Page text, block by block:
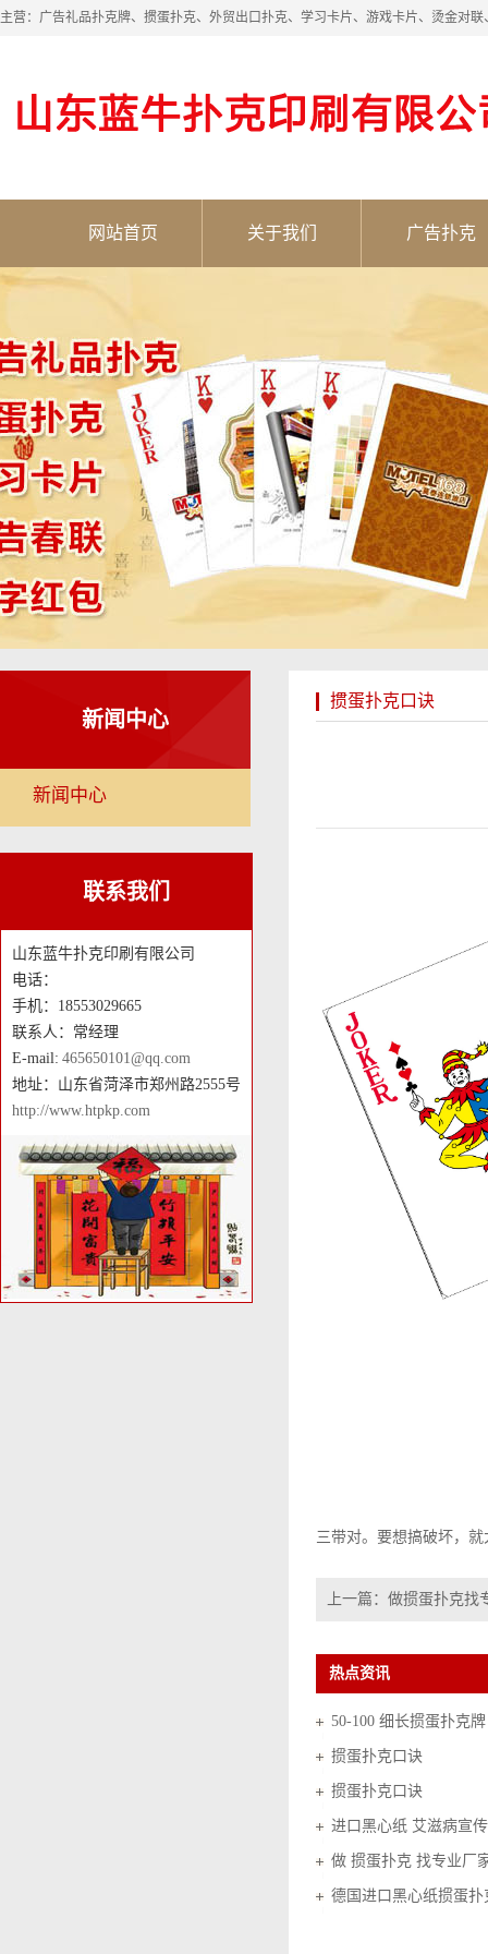
主营：广告礼品扑克牌、掼蛋扑克、外贸出口扑克、学习卡片、游戏卡片、烫金对联
网站首页 关于我们 广告扑克
新闻中心
新闻中心
联系我们
山东蓝牛扑克印刷有限公司
电话：
手机：18553029665
联系人：常经理
E-mail: 465650101@qq.com
地址：山东省菏泽市郑州路2555号
http://www.htpkp.com
掼蛋扑克口诀
三带对。要想搞破坏，
上一篇： 做掼蛋扑克找
热点资讯
50-100 细长掼蛋扑克牌
掼蛋扑克口诀
掼蛋扑克口诀
进口黑心纸 艾滋病宣
做 掼蛋扑克 找专业厂
德国进口黑心纸掼蛋扑